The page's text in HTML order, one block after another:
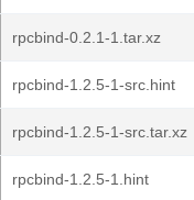
rpcbind-0.2.1-1.tar.xz
rpcbind-1.2.5-1-src.hint
rpcbind-1.2.5-1-src.tar.xz
rpcbind-1.2.5-1.hint